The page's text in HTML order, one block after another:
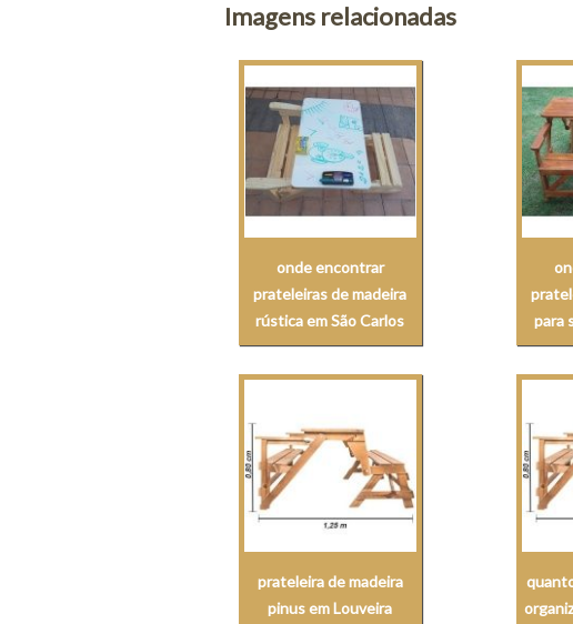
Imagens relacionadas
onde encontrar
prateleiras de madeira
rústica em São Carlos
para
prateleira de madeira
pinus em Louveira